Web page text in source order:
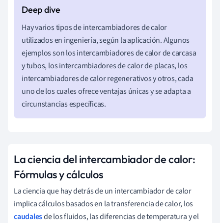
Hay varios tipos de intercambiadores de calor
utilizados en ingeniería, según la aplicación. Algunos
ejemplos son los intercambiadores de calor de carcasa
y tubos, los intercambiadores de calor de placas, los
intercambiadores de calor regenerativos y otros, cada
uno de los cuales ofrece ventajas únicas y se adapta a
circunstancias específicas.
La ciencia del intercambiador de calor:
Fórmulas y cálculos
La ciencia que hay detrás de un intercambiador de calor
implica cálculos basados en la transferencia de calor, los
caudalesde los fluidos, las diferencias de temperatura y el